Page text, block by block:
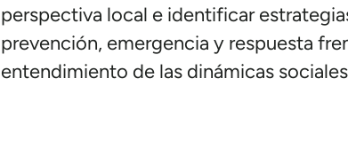
perspectiva local e identificar
prevención, emergencia y respuesta
entendimiento de las dinámicas